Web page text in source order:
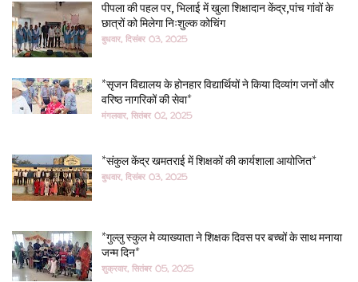
पीपला की पहल पर, भिलाई में खुला शिक्षादान केंद्र,पांच गांवों के
छात्रों को मिलेगा निःशुल्क कोचिंग
बुधवार, दिसंबर 03, 2025
*सृजन विद्यालय के होनहार विद्यार्थियों ने किया दिव्यांग जनों और
वरिष्ठ नागरिकों की सेवा*
मंगलवार, सितंबर 02, 2025
*संकुल केंद्र खमतराई में शिक्षकों की कार्यशाला आयोजित*
बुधवार, दिसंबर 03, 2025
*गुल्लु स्कुल मे व्याख्याता ने शिक्षक दिवस पर बच्चों के साथ मनाया
जन्म दिन*
शुक्रवार, सितंबर 05, 2025